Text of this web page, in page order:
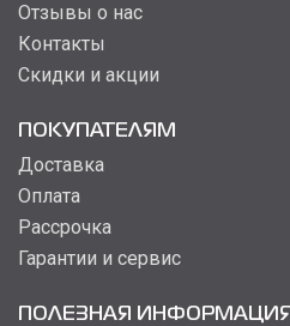
Отзывы о нас
Контакты
Скидки и акции
ПОКУПАТЕЛЯМ
Доставка
Оплата
Рассрочка
Гарантии и сервис
ПОЛЕЗНАЯ ИНФОРМАЦИЯ